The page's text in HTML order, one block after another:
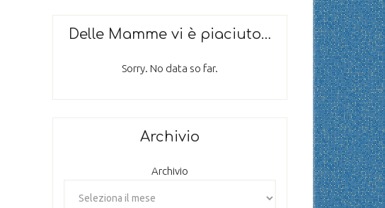
Delle Mamme vi è piaciuto…
Sorry. No data so far.
Archivio
Archivio